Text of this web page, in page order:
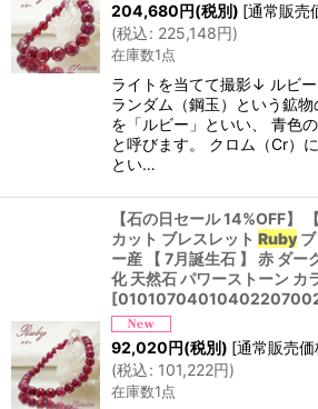
204,680円(税別) [通常販売
(税込: 225,148円)
在庫数1点
ライトを当てて撮影↓ ルビ
ランダム（鋼玉）という鉱
を「ルビー」といい、 青色
と呼びます。 クロム（Cr）
とい…
【石の日セール 14%OFF】
カット ブレスレット Rubyブ
ー産 【 7月誕生石 】 赤 ダー
化 天然石 パワーストーン カ
[
92,020円(税別) [通常販売価
(税込: 101,222円)
在庫数1点